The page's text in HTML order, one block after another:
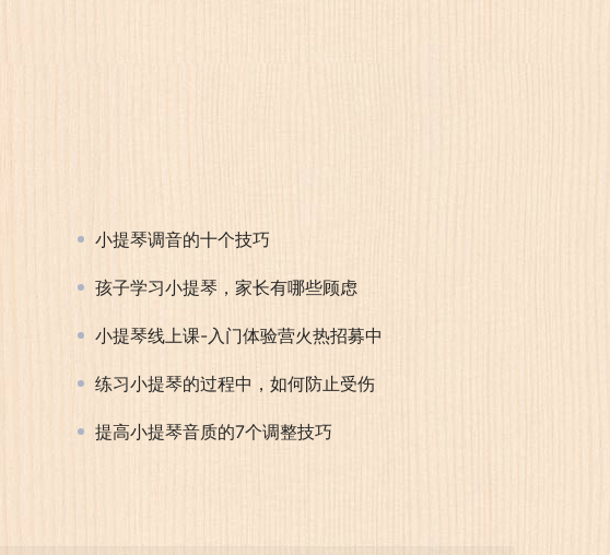
小提琴调音的十个技巧
孩子学习小提琴，家长有哪些顾虑
小提琴线上课-入门体验营火热招募中
练习小提琴的过程中，如何防止受伤
提高小提琴音质的7个调整技巧